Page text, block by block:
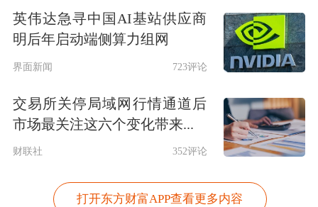
英伟达急寻中国AI基站供应商
明后年启动端侧算力组网
界面新闻 723评论
交易所关停局域网行情通道后
市场最关注这六个变化带来...
财联社 352评论
打开东方财富APP查看更多内容